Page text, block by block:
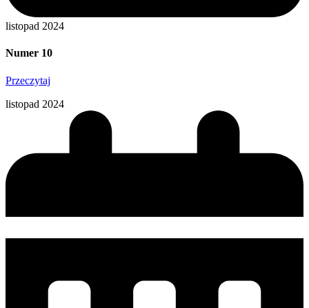
listopad 2024
Numer 10
Przeczytaj
listopad 2024